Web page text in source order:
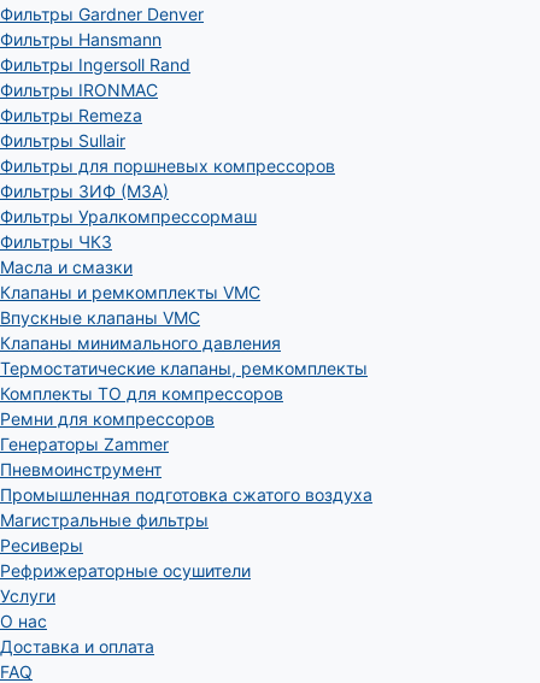
Фильтры Gardner Denver
Фильтры Hansmann
Фильтры Ingersoll Rand
Фильтры IRONMAC
Фильтры Remeza
Фильтры Sullair
Фильтры для поршневых компрессоров
Фильтры ЗИФ (МЗА)
Фильтры Уралкомпрессормаш
Фильтры ЧКЗ
Масла и смазки
Клапаны и ремкомплекты VMC
Впускные клапаны VMC
Клапаны минимального давления
Термостатические клапаны, ремкомплекты
Комплекты ТО для компрессоров
Ремни для компрессоров
Генераторы Zammer
Пневмоинструмент
Промышленная подготовка сжатого воздуха
Магистральные фильтры
Ресиверы
Рефрижераторные осушители
Услуги
О нас
Доставка и оплата
FAQ